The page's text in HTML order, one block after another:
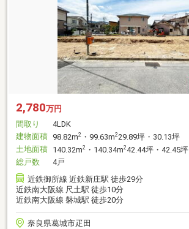
2,780万円
間取り
4LDK
建物面積 98.82m2 ・99.63m229.89坪・30.13坪
土地面積 140.32m2 ・140.34m242.44坪・42.45坪
総戸数
4戸
近鉄御所線 近鉄新庄駅 徒歩29分
近鉄南大阪線 尺土駅 徒歩10分
近鉄南大阪線 磐城駅 徒歩20分
奈良県葛城市疋田